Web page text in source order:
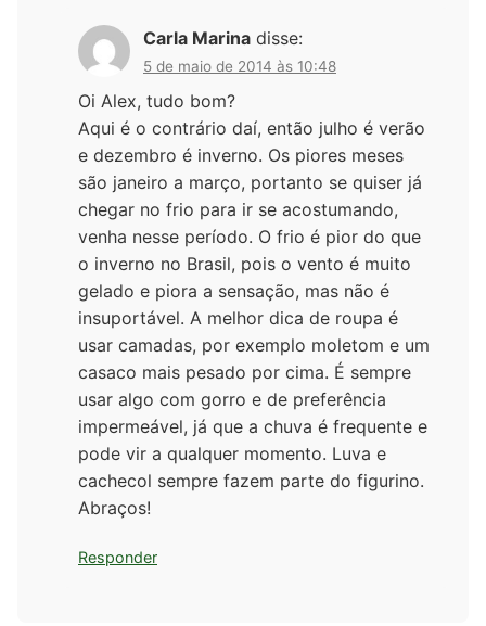
Carla Marina disse:
5 de maio de 2014 às 10:48
Oi Alex, tudo bom?
Aqui é o contrário daí, então julho é verão
e dezembro é inverno. Os piores meses
são janeiro a março, portanto se quiser já
chegar no frio para ir se acostumando,
venha nesse período. O frio é pior do que
o inverno no Brasil, pois o vento é muito
gelado e piora a sensação, mas não é
insuportável. A melhor dica de roupa é
usar camadas, por exemplo moletom e um
casaco mais pesado por cima. É sempre
usar algo com gorro e de preferência
impermeável, já que a chuva é frequente e
pode vir a qualquer momento. Luva e
cachecol sempre fazem parte do figurino.
Abraços!
Responder